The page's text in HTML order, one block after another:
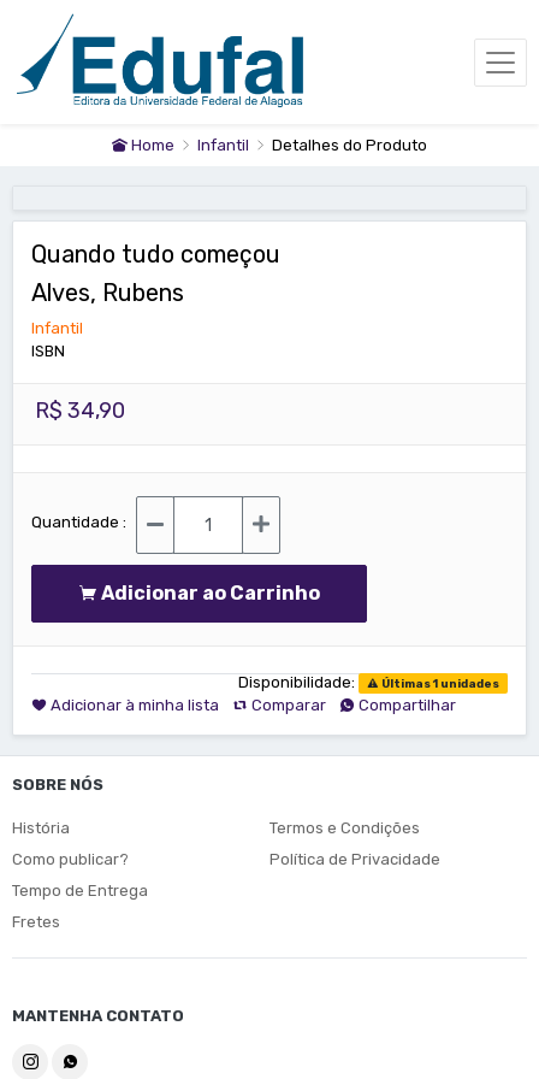
Home Infantil Detalhes do Produto
Quando tudo começou
Alves, Rubens
Infantil
ISBN
R$ 34,90
Quantidade :
Adicionar ao Carrinho
Disponibilidade: Últimas 1 unidades
Adicionar à minha lista Comparar Compartilhar
SOBRE NÓS
História
Como publicar?
Tempo de Entrega
Fretes
Termos e Condições
Política de Privacidade
MANTENHA CONTATO